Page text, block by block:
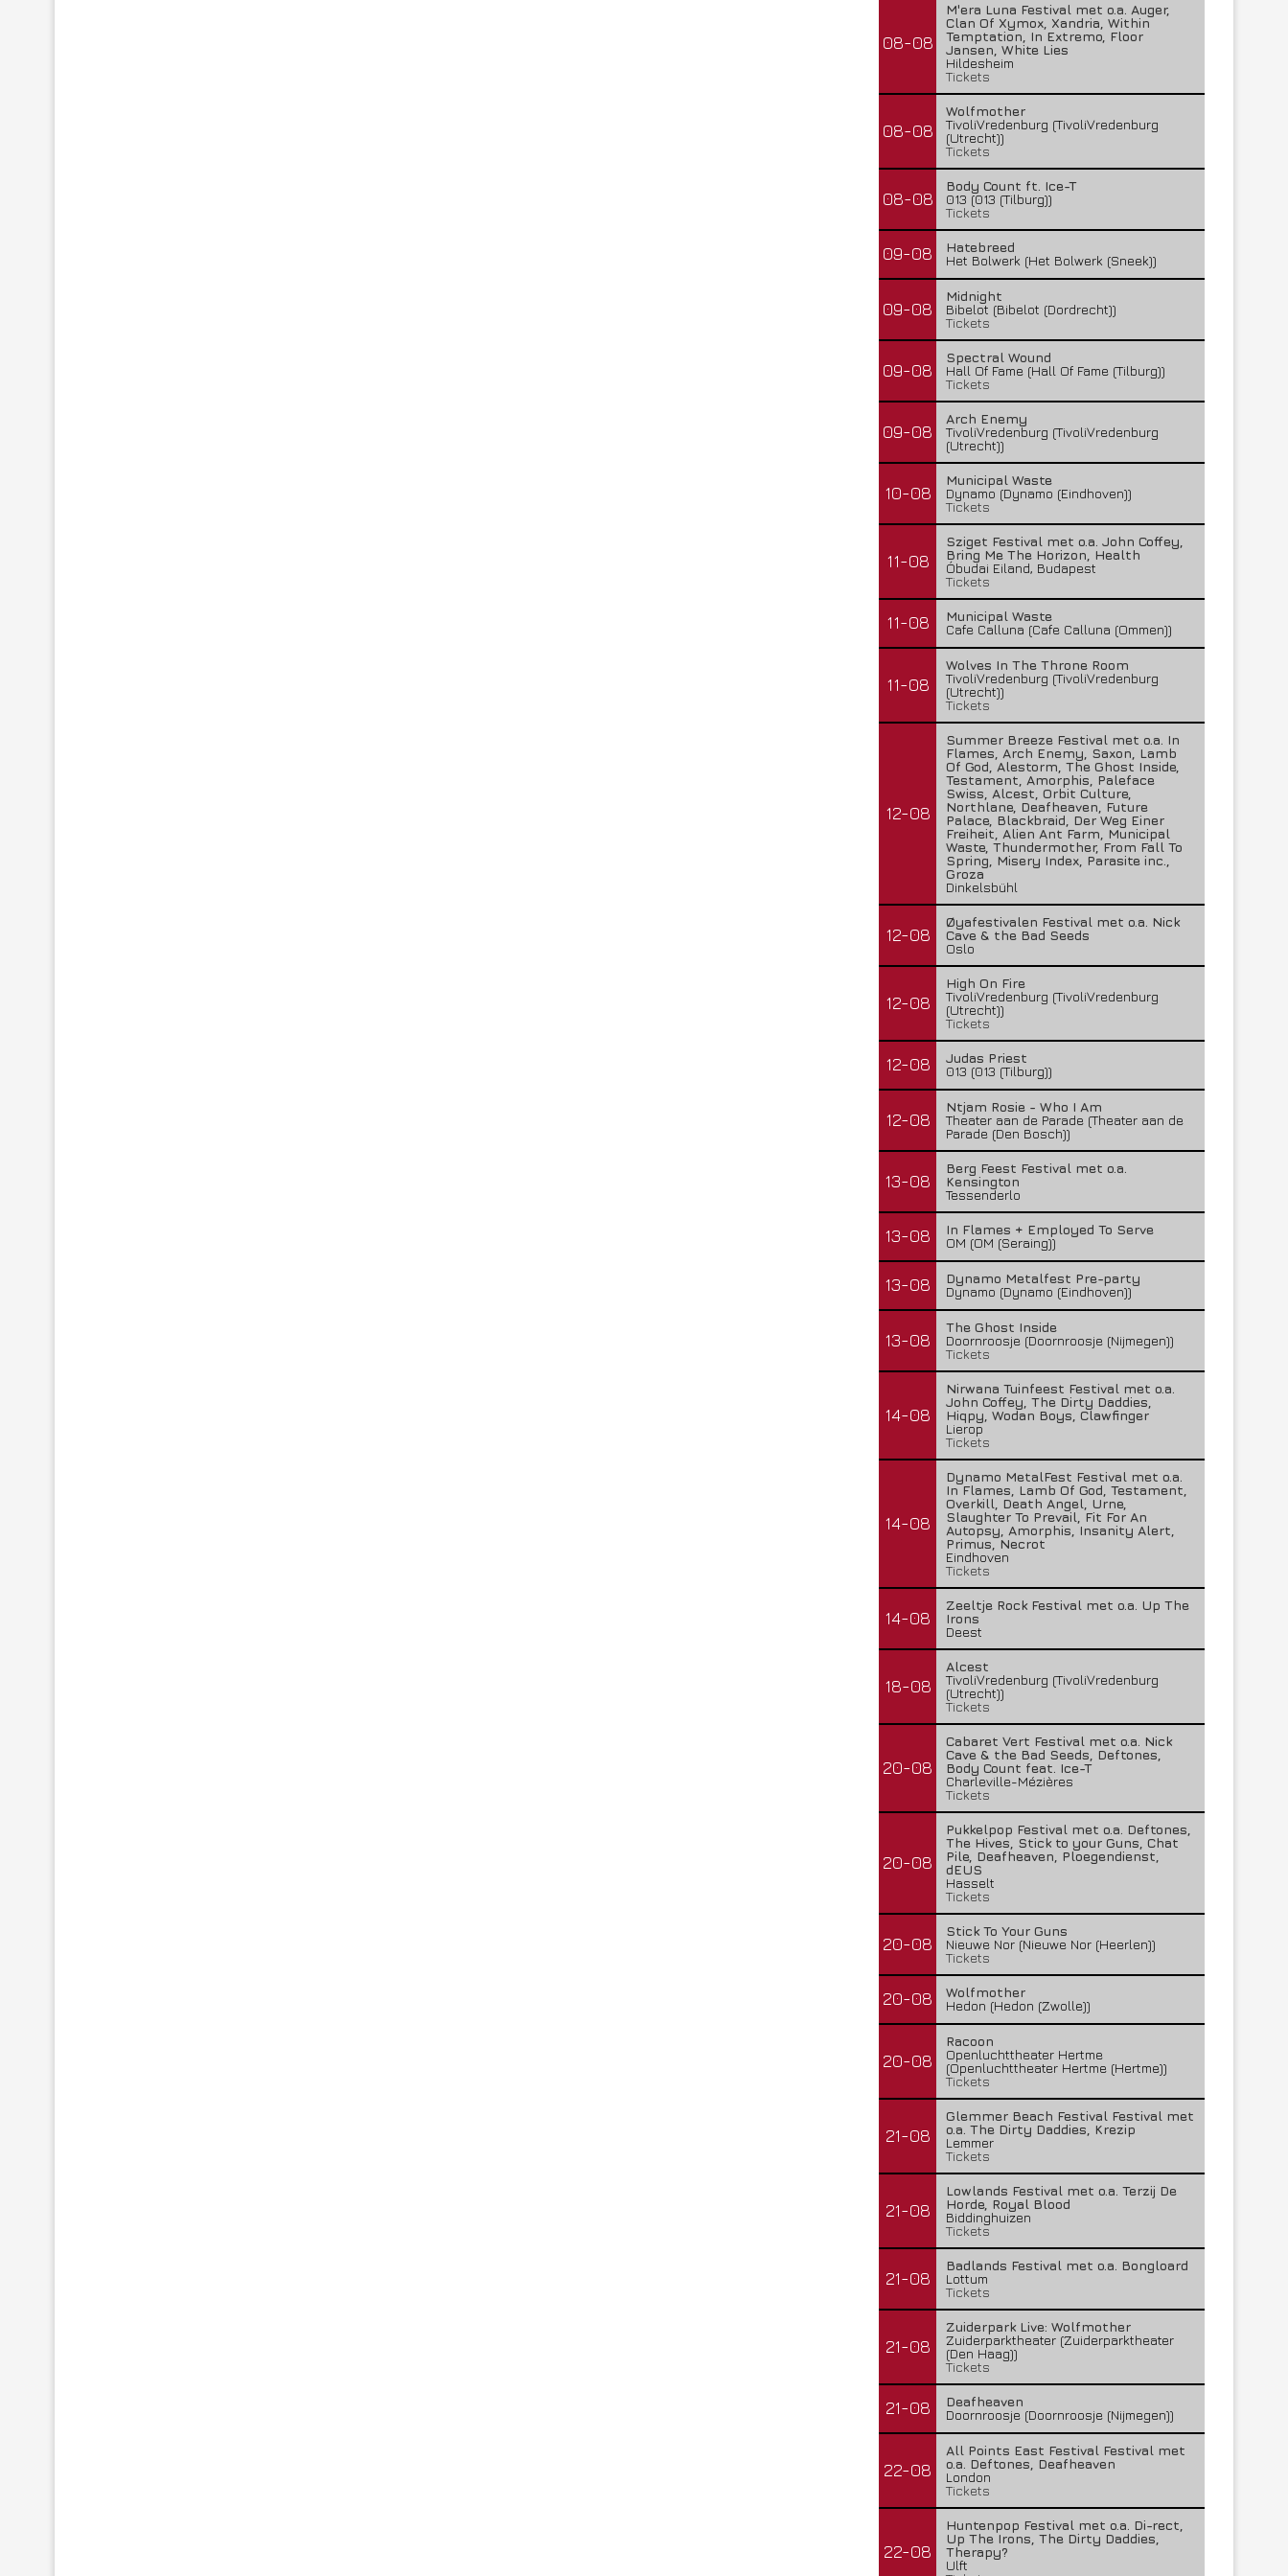
08-08
M'era Luna Festival met o.a. Auger,
Clan Of Xymox, Xandria, Within
Temptation, In Extremo, Floor
Jansen, White Lies
Hildesheim
Tickets
08-08
Wolfmother
TivoliVredenburg (TivoliVredenburg
(Utrecht))
Tickets
08-08
Body Count ft. Ice-T
013 (013 (Tilburg))
Tickets
09-08
Hatebreed
Het Bolwerk (Het Bolwerk (Sneek))
09-08
Midnight
Bibelot (Bibelot (Dordrecht))
Tickets
09-08
Spectral Wound
Hall Of Fame (Hall Of Fame (Tilburg))
Tickets
09-08
Arch Enemy
TivoliVredenburg (TivoliVredenburg
(Utrecht))
10-08
Municipal Waste
Dynamo (Dynamo (Eindhoven))
Tickets
11-08
Sziget Festival met o.a. John Coffey,
Bring Me The Horizon, Health
Óbudai Eiland, Budapest
Tickets
11-08
Municipal Waste
Cafe Calluna (Cafe Calluna (Ommen))
11-08
Wolves In The Throne Room
TivoliVredenburg (TivoliVredenburg
(Utrecht))
Tickets
12-08
Summer Breeze Festival met o.a. In
Flames, Arch Enemy, Saxon, Lamb
Of God, Alestorm, The Ghost Inside,
Testament, Amorphis, Paleface
Swiss, Alcest, Orbit Culture,
Northlane, Deafheaven, Future
Palace, Blackbraid, Der Weg Einer
Freiheit, Alien Ant Farm, Municipal
Waste, Thundermother, From Fall To
Spring, Misery Index, Parasite inc.,
Groza
Dinkelsbühl
12-08
Øyafestivalen Festival met o.a. Nick
Cave & the Bad Seeds
Oslo
12-08
High On Fire
TivoliVredenburg (TivoliVredenburg
(Utrecht))
Tickets
12-08
Judas Priest
013 (013 (Tilburg))
12-08
Ntjam Rosie - Who I Am
Theater aan de Parade (Theater aan de
Parade (Den Bosch))
13-08
Berg Feest Festival met o.a.
Kensington
Tessenderlo
13-08
In Flames + Employed To Serve
OM (OM (Seraing))
13-08
Dynamo Metalfest Pre-party
Dynamo (Dynamo (Eindhoven))
13-08
The Ghost Inside
Doornroosje (Doornroosje (Nijmegen))
Tickets
14-08
Nirwana Tuinfeest Festival met o.a.
John Coffey, The Dirty Daddies,
Hiqpy, Wodan Boys, Clawfinger
Lierop
Tickets
14-08
Dynamo MetalFest Festival met o.a.
In Flames, Lamb Of God, Testament,
Overkill, Death Angel, Urne,
Slaughter To Prevail, Fit For An
Autopsy, Amorphis, Insanity Alert,
Primus, Necrot
Eindhoven
Tickets
14-08
Zeeltje Rock Festival met o.a. Up The
Irons
Deest
18-08
Alcest
TivoliVredenburg (TivoliVredenburg
(Utrecht))
Tickets
20-08
Cabaret Vert Festival met o.a. Nick
Cave & the Bad Seeds, Deftones,
Body Count feat. Ice-T
Charleville-Mézières
Tickets
20-08
Pukkelpop Festival met o.a. Deftones,
The Hives, Stick to your Guns, Chat
Pile, Deafheaven, Ploegendienst,
dEUS
Hasselt
Tickets
20-08
Stick To Your Guns
Nieuwe Nor (Nieuwe Nor (Heerlen))
Tickets
20-08
Wolfmother
Hedon (Hedon (Zwolle))
20-08
Racoon
Openluchttheater Hertme
(Openluchttheater Hertme (Hertme))
Tickets
21-08
Glemmer Beach Festival Festival met
o.a. The Dirty Daddies, Krezip
Lemmer
Tickets
21-08
Lowlands Festival met o.a. Terzij De
Horde, Royal Blood
Biddinghuizen
Tickets
21-08
Badlands Festival met o.a. Bongloard
Lottum
Tickets
21-08
Zuiderpark Live: Wolfmother
Zuiderparktheater (Zuiderparktheater
(Den Haag))
Tickets
21-08
Deafheaven
Doornroosje (Doornroosje (Nijmegen))
22-08
All Points East Festival Festival met
o.a. Deftones, Deafheaven
London
Tickets
22-08
Huntenpop Festival met o.a. Di-rect,
Up The Irons, The Dirty Daddies,
Therapy?
Ulft